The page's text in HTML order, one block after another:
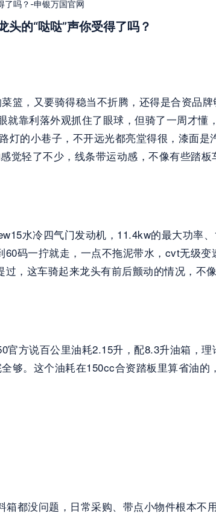
了吗？-申银万国官网
的“哒哒”声你受得了吗？
篮，又要骑得稳当不折腾，还得是合资品
就靠利落外观抓住了眼球，但骑了一周才
灯的小巷子，不开远光都亮堂得很，漆面
觉轻了不少，线条带运动感，不像有些踏
水冷四气门发动机，11.4kw的最大功率
码一拧就走，一点不拖泥带水，cvt无级
，这车骑起来龙头有前后颤动的情况，
方说百公里油耗2.15升，配8.3升油箱，
够。这个油耗在150cc合资踏板里算省油
都没问题，日常采购、带点小物件根本不